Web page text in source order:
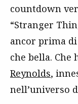
countdown
“Stranger
ancor prima
che bella. Che
Reynolds,
nell’universo